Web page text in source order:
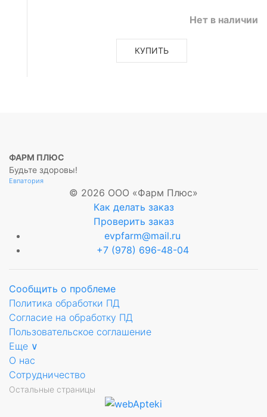
Нет в наличии
КУПИТЬ
ФАРМ ПЛЮС
Будьте здоровы!
Евпатория
© 2026 ООО «Фарм Плюс»
Как делать заказ
Проверить заказ
evpfarm@mail.ru
+7 (978) 696-48-04
Сообщить о проблеме
Политика обработки ПД
Согласие на обработку ПД
Пользовательское соглашение
Еще ∨
О нас
Сотрудничество
Остальные страницы